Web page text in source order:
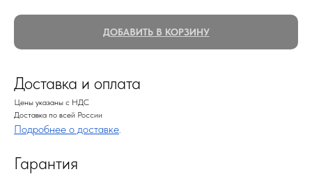
ДОБАВИТЬ В КОРЗИНУ
Доставка и оплата
Цены указаны с НДС
Доставка по всей России
Подробнее о доставке.
Гарантия